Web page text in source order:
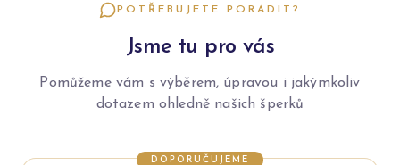
POTŘEBUJETE PORADIT?
Jsme tu pro vás
Pomůžeme vám s výběrem, úpravou i jakýmkoliv
dotazem ohledně našich šperků
DOPORUČUJEME